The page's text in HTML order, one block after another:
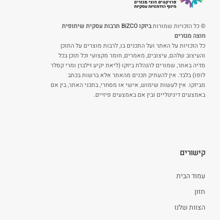
© כל הזכויות שמורות
ביזקו BiZCO תרבות עסקית שיתופית
חוצה מגזרים
כל הזכויות על האתר ועל התכנים בו, לרבות מוצרים על התוכן
והעיצוב שלהם, עיצובים, מאמרים, חומר מקצועי וכל תוכן בכל
מדיה באתר, שמורים להנהלת ביזקו (ליאת יקיע זילברן ומרי קסלר
לופו) בלבד. אין להעתיק תכנים מהאתר אלא ברשות בכתב
מביזקו. אין לעשות שימוש, אישי או מסחרי, בתכני האתר, בין אם
באמצעים דיגיטליים ובין אם באמצעים פיזיים.
קישורים
עמוד הבית
חזון
הצוות שלנו